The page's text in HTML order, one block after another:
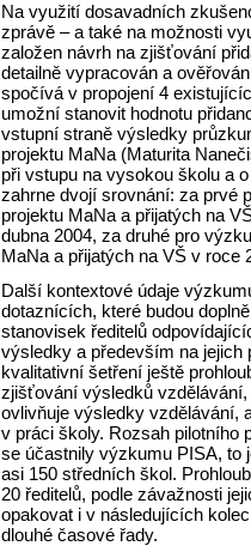
Na využití dosavadních
zprávě – a také na možnosti
založen návrh na zjišťování
detailně vypracován a
spočívá v propojení 4
umožní stanovit hodnotu
vstupní straně výsledky
projektu MaNa (Maturita
při vstupu na vysokou školu a
zahrne dvojí srovnání: za prvé
projektu MaNa a přijatých na
dubna 2004, za druhé pro
MaNa a přijatých na VŠ v roce
Další kontextové údaje
dotaznících, které budou
stanovisek ředitelů
výsledky a především na jejich
kvalitativní šetření ještě
zjišťování výsledků
ovlivňuje výsledky vzdělávání,
v práci školy. Rozsah pilotního
se účastnily výzkumu PISA, to
asi 150 středních škol.
20 ředitelů, podle závažnosti
opakovat i v následujících
dlouhé časové řady.